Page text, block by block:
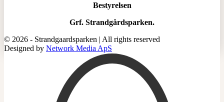
Bestyrelsen
Grf. Strandgårdsparken.
© 2026 - Strandgaardsparken | All rights reserved
Designed by Network Media ApS